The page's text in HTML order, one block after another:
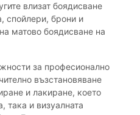
влизат боядисване
спойлери, брони и
матово боядисване на
за професионално
възстановяване
и лакиране, което
така и визуалната